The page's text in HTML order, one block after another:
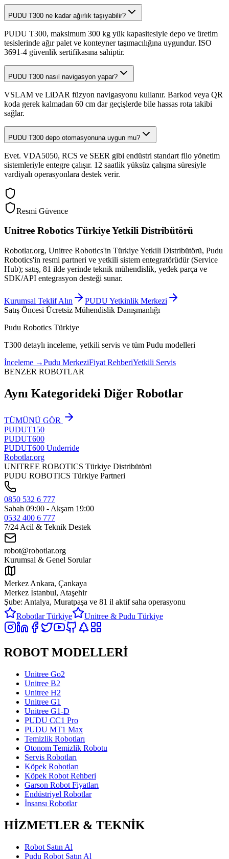
PUDU T300 ne kadar ağırlık taşıyabilir?
PUDU T300, maksimum 300 kg yük kapasitesiyle depo ve üretim
tesislerinde ağır palet ve konteyner taşımacılığına uygundur. ISO
3691-4 güvenlik sertifikasına sahiptir.
PUDU T300 nasıl navigasyon yapar?
VSLAM ve LiDAR füzyon navigasyonu kullanır. Barkod veya QR
koda gerek kalmadan 60 cm dar geçişlerde bile hassas rota takibi
sağlar.
PUDU T300 depo otomasyonuna uygun mu?
Evet. VDA5050, RCS ve SEER gibi endüstri standart filo yönetim
sistemleriyle entegre çalışır. 12 saatlik yüksüz çalışma süresiyle
vardiyalı operasyonlara destek verir.
Resmi Güvence
Unitree Robotics Türkiye Yetkili Distribütörü
Robotlar.org, Unitree Robotics'in Türkiye Yetkili Distribütörü, Pudu
Robotics'in resmi partneri ve yetkili sistem entegratörüdür (Service
Hub); satış, 81 ilde yerinde teknik mühendislik, yedek parça ve
SDK/API entegrasyon desteği sunar.
Kurumsal Teklif Alın
PUDU Yetkinlik Merkezi
Satış Öncesi Ücretsiz Mühendislik Danışmanlığı
Pudu Robotics Türkiye
T300 detaylı inceleme, yetkili servis ve tüm Pudu modelleri
İnceleme →Pudu MerkeziFiyat RehberiYetkili Servis
BENZER ROBOTLAR
Aynı Kategorideki Diğer Robotlar
TÜMÜNÜ GÖR
PUDUT150
PUDUT600
PUDUT600 Underride
Robotlar.org
UNITREE ROBOTICS Türkiye Distribütörü
PUDU ROBOTICS Türkiye Partneri
0850 532 6 777
Sabah 09:00 - Akşam 19:00
0532 400 6 777
7/24 Acil & Teknik Destek
robot@robotlar.org
Kurumsal & Genel Sorular
Merkez Ankara, Çankaya
Merkez İstanbul, Ataşehir
Şube: Antalya, Muratpaşa ve 81 il aktif saha operasyonu
Robotlar Türkiye
Unitree & Pudu Türkiye
ROBOT MODELLERİ
Unitree Go2
Unitree B2
Unitree H2
Unitree G1
Unitree G1-D
PUDU CC1 Pro
PUDU MT1 Max
Temizlik Robotları
Otonom Temizlik Robotu
Servis Robotları
Köpek Robotları
Köpek Robot Rehberi
Garson Robot Fiyatları
Endüstriyel Robotlar
İnsansı Robotlar
HİZMETLER & TEKNİK
Robot Satın Al
Pudu Robot Satın Al